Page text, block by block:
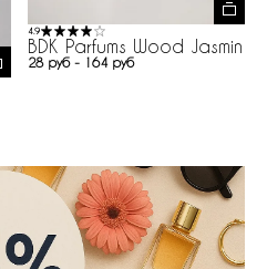
4.9
BDK Parfums Wood Jasmin
28 руб - 164 руб